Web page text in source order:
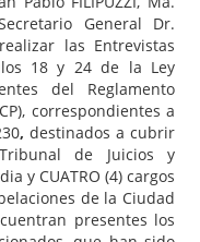
General Dr.
las Entrevistas
18 y 24 de la Ley
del Reglamento
correspondientes a
, destinados a cubrir
de Juicios y
y CUATRO (4) cargos
de la Ciudad
presentes los